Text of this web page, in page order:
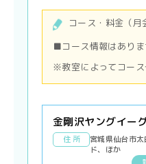
コース・料金（月
■コース情報はありま
※教室によってコース
金剛沢ヤングイー
住 所
宮城県仙台市
ド、ほか